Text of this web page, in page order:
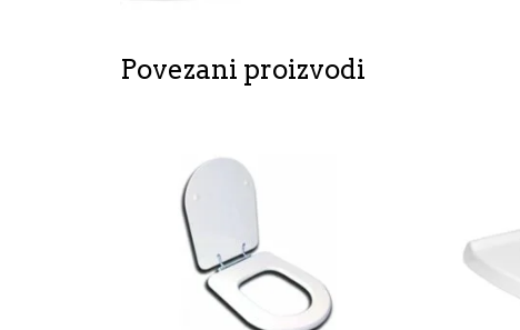
Povezani proizvodi